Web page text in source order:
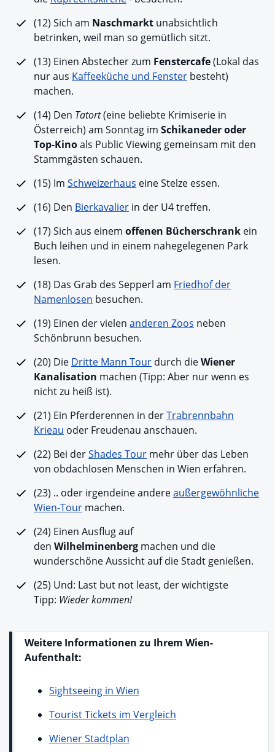
(12) Sich am Naschmarkt unabsichtlich
betrinken, weil man so gemütlich sitzt.
(13) Einen Abstecher zum Fenstercafe(Lokal das
nur aus Kaffeeküche und Fenster besteht)
machen.
(14) Den Tatort(eine beliebte Krimiserie in
Österreich) am Sonntag im Schikaneder oder
Top-Kinoals Public Viewing gemeinsam mit den
Stammgästen schauen.
(15) Im Schweizerhaus eine Stelze essen.
(16) Den Bierkavalier in der U4 treffen.
(17) Sich aus einem offenen Bücherschrank ein
Buch leihen und in einem nahegelegenen Park
lesen.
(18) Das Grab des Sepperl am Friedhof der
Namenlosen besuchen.
(19) Einen der vielen anderen Zoos neben
Schönbrunn besuchen.
(20) Die Dritte Mann Tour durch dieWiener
Kanalisation machen (Tipp: Aber nur wenn es
nicht zu heiß ist).
(21) Ein Pferderennen in derTrabrennbahn
Krieau oder Freudenau anschauen.
(22) Bei derShades Tour mehr über das Leben
von obdachlosen Menschen in Wien erfahren.
(23) .. oder irgendeine andereaußergewöhnliche
Wien-Tour machen.
(24) Einen Ausflug auf
den Wilhelminenberg machen und die
wunderschöne Aussicht auf die Stadt genießen.
(25) Und: Last but not least, der wichtigste
Tipp: Wieder kommen!
Weitere Informationen zu Ihrem Wien-
Aufenthalt:
Sightseeing in Wien
Tourist Tickets im Vergleich
Wiener Stadtplan